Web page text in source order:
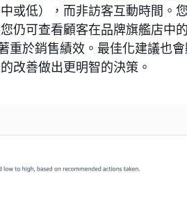
或低），而非訪客互動時間。
仍可查看顧客在品牌旗艦店中
於銷售績效。最佳化建議也
改善做出更明智的決策。